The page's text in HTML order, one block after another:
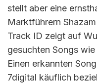
stellt aber eine
Marktführern
Track ID zeigt auf
gesuchten Songs
Einen erkannten
7digital käuflich